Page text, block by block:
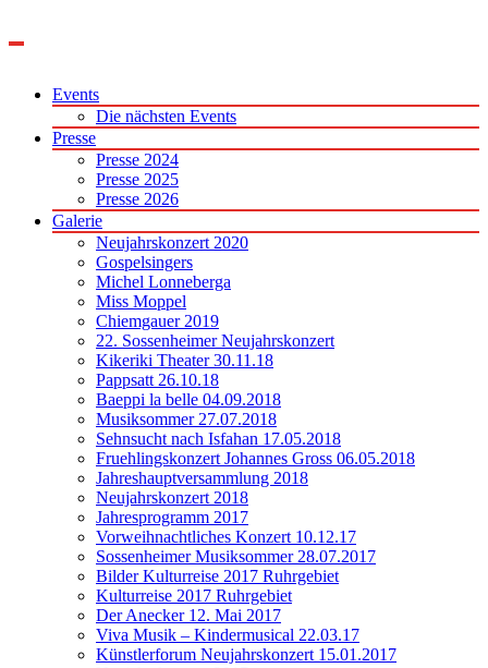
Events
Die nächsten Events
Presse
Presse 2024
Presse 2025
Presse 2026
Galerie
Neujahrskonzert 2020
Gospelsingers
Michel Lonneberga
Miss Moppel
Chiemgauer 2019
22. Sossenheimer Neujahrskonzert
Kikeriki Theater 30.11.18
Pappsatt 26.10.18
Baeppi la belle 04.09.2018
Musiksommer 27.07.2018
Sehnsucht nach Isfahan 17.05.2018
Fruehlingskonzert Johannes Gross 06.05.2018
Jahreshauptversammlung 2018
Neujahrskonzert 2018
Jahresprogramm 2017
Vorweihnachtliches Konzert 10.12.17
Sossenheimer Musiksommer 28.07.2017
Bilder Kulturreise 2017 Ruhrgebiet
Kulturreise 2017 Ruhrgebiet
Der Anecker 12. Mai 2017
Viva Musik – Kindermusical 22.03.17
Künstlerforum Neujahrskonzert 15.01.2017